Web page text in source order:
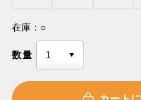
在庫： ○
数量